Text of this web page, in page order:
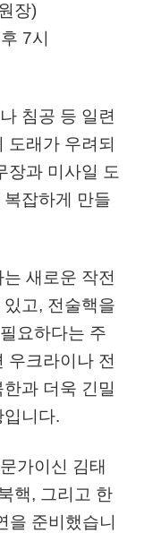
장)
7시
침공 등 일련
도래가 우려되
장과 미사일 도
잡하게 만들
새로운 작전
고, 전술핵을
요하다는 주
우크라이나 전
과 더욱 긴밀
니다.
가이신 김태
핵, 그리고 한
을 준비했습니